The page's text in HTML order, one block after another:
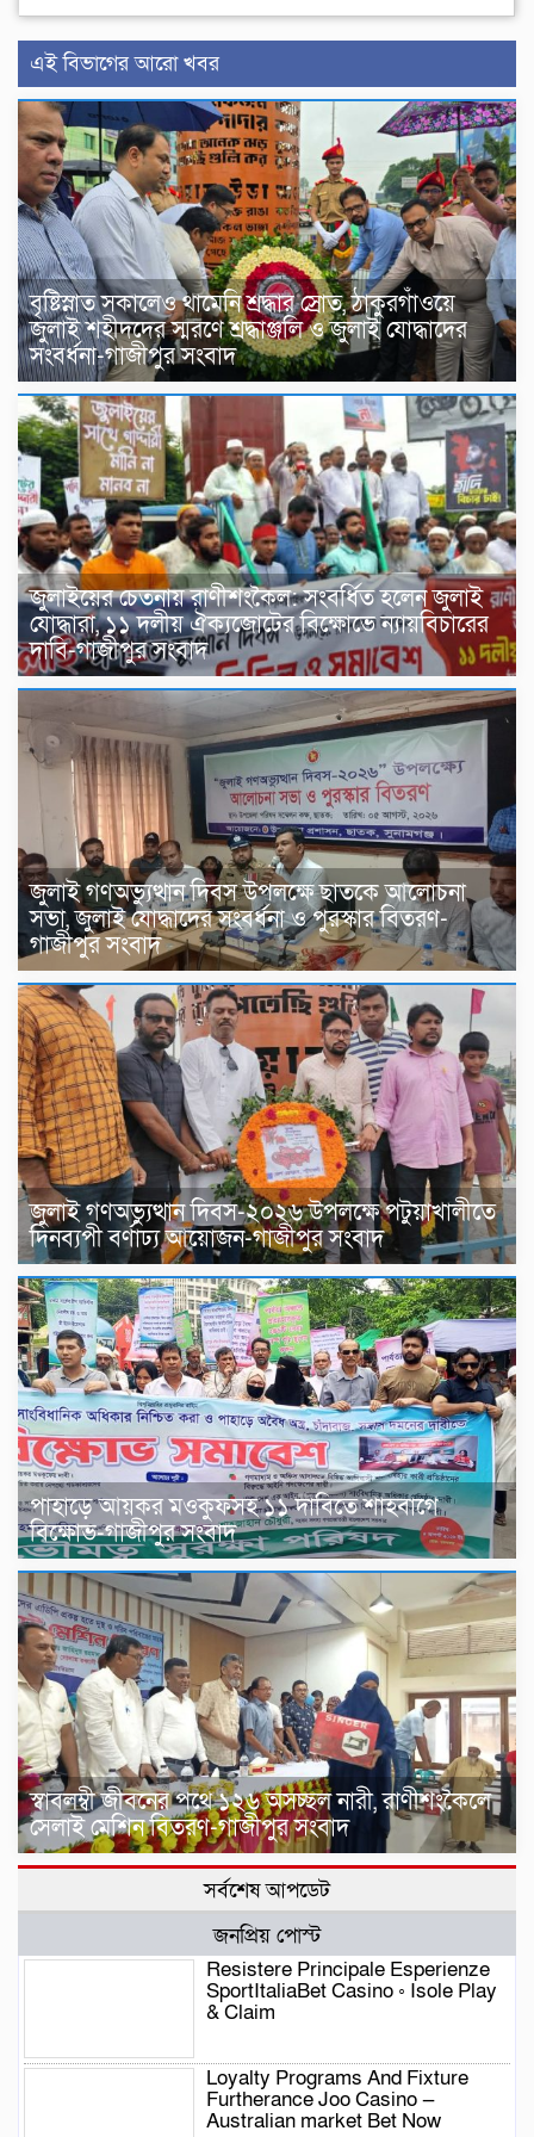
এই বিভাগের আরো খবর
বৃষ্টিস্নাত সকালেও থামেনি শ্রদ্ধার স্রোত, ঠাকুরগাঁওয়ে
জুলাই শহীদদের স্মরণে শ্রদ্ধাঞ্জলি ও জুলাই যোদ্ধাদের
সংবর্ধনা-গাজীপুর সংবাদ
জুলাইয়ের চেতনায় রাণীশংকৈল: সংবর্ধিত হলেন জুলাই
যোদ্ধারা, ১১ দলীয় ঐক্যজোটের বিক্ষোভে ন্যায়বিচারের
দাবি-গাজীপুর সংবাদ
জুলাই গণঅভ্যুত্থান দিবস উপলক্ষে ছাতকে আলোচনা
সভা, জুলাই যোদ্ধাদের সংবর্ধনা ও পুরস্কার বিতরণ-
গাজীপুর সংবাদ
জুলাই গণঅভ্যুত্থান দিবস-২০২৬ উপলক্ষে পটুয়াখালীতে
দিনব্যপী বর্ণাঢ্য আয়োজন-গাজীপুর সংবাদ
পাহাড়ে আয়কর মওকুফসহ ১১ দাবিতে শাহবাগে
বিক্ষোভ-গাজীপুর সংবাদ
স্বাবলম্বী জীবনের পথে ১২৬ অসচ্ছল নারী, রাণীশংকৈলে
সেলাই মেশিন বিতরণ-গাজীপুর সংবাদ
সর্বশেষ আপডেট
জনপ্রিয় পোস্ট
Resistere Principale Esperienze
SportItaliaBet Casino ◦ Isole Play
& Claim
Loyalty Programs And Fixture
Furtherance Joo Casino —
Australian market Bet Now